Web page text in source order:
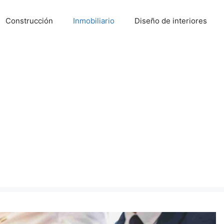
Construcción Inmobiliario Diseño de interiores